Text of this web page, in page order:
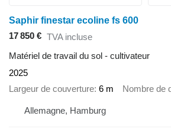
Saphir finestar ecoline fs 600
17 850 € TVA incluse
Matériel de travail du sol - cultivateur
2025
Largeur de couverture 6 m Nombre de
Allemagne, Hamburg